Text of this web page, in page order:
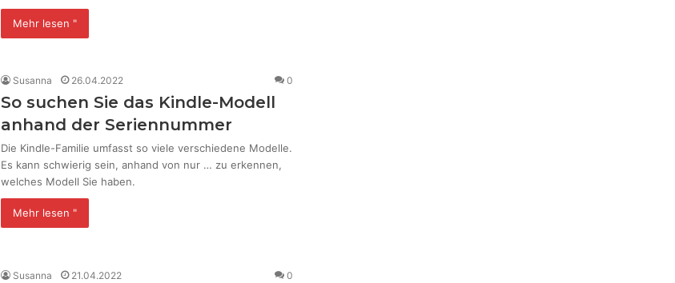
Mehr lesen "
Susanna 26.04.2022 0
So suchen Sie das Kindle-Modell
anhand der Seriennummer
Die Kindle-Familie umfasst so viele verschiedene Modelle.
Es kann schwierig sein, anhand von nur … zu erkennen,
welches Modell Sie haben.
Mehr lesen "
Susanna 21.04.2022 0